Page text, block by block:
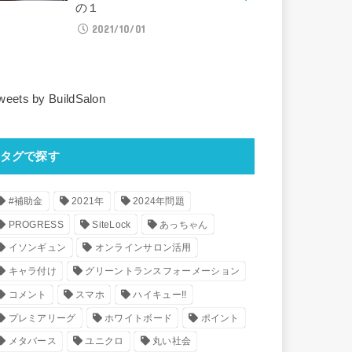
の１
2021/10/01
by BuildSalon
タグで探す
#補助金 2021年 2024年問題
PROGRESS SiteLock あっちゃん
イソンギュン オンラインサロン活用
キャラ付け グリーントランスフォーメーション
コメント スマホ ハイキュー!!
プレミアリーグ ホワイトボード ポイント
メタバース ユニクロ 丸い社会